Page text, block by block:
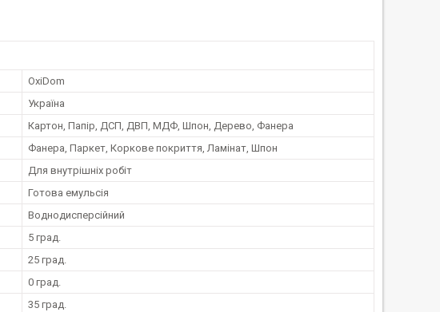
OxiDom
Україна
Картон, Папір, ДСП, ДВП, МДФ, Шпон, Дерево, Фанера
Фанера, Паркет, Коркове покриття, Ламінат, Шпон
Для внутрішніх робіт
Готова емульсія
Воднодисперсійний
5 град.
25 град.
0 град.
35 град.